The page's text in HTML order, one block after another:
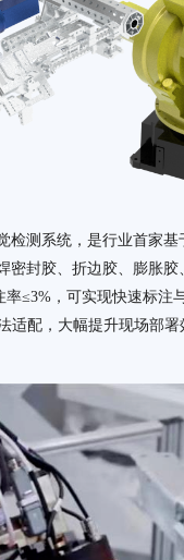
测系统，是行业首家
封胶、折边胶、膨胀
≤3%，可实现快速标注
适配，大幅提升现场部